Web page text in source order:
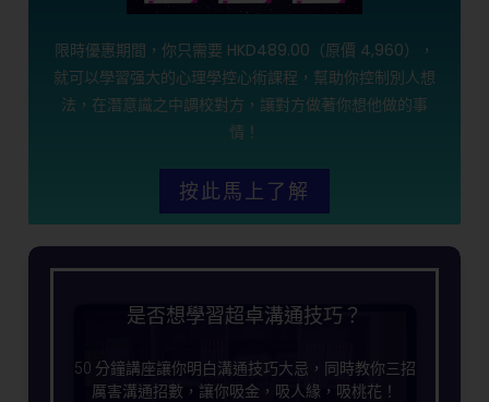
限時優惠期間，你只需要 HKD489.00（原價 4,960），
就可以學習强大的心理學控心術課程，幫助你控制別人想
法，在潛意識之中調校對方，讓對方做著你想他做的事
情！
按此馬上了解
是否想學習超卓溝通技巧？
50 分鐘講座讓你明白溝通技巧大忌，同時教你三招
厲害溝通招數，讓你吸金，吸人緣，吸桃花！